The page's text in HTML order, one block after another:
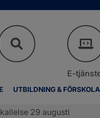
UTBILDNING & FÖRSKOLA
E-
29 augusti